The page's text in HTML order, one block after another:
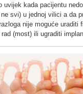
uvijek kada pacijentu
svi) u jednoj vilici a da
nije moguće uraditi
(most) ili ugraditi